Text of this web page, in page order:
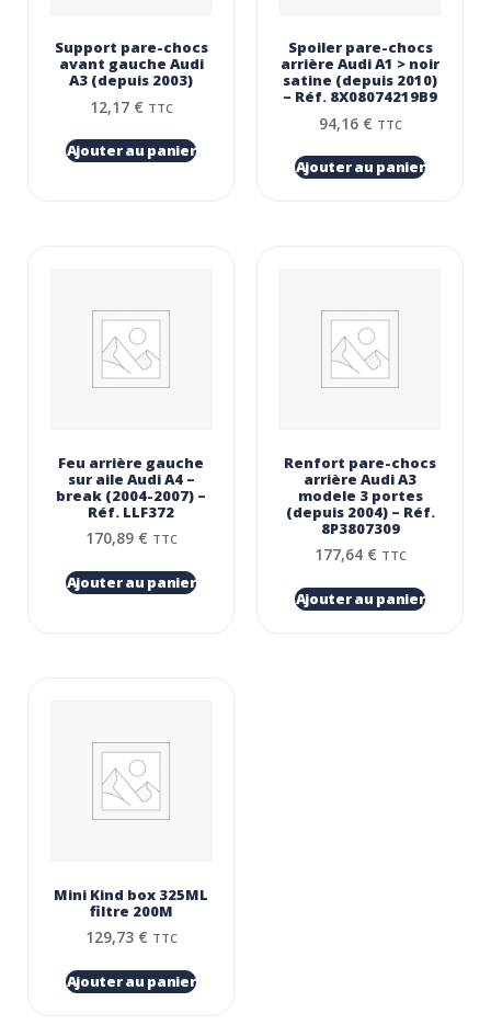
Support pare-chocs
avant gauche Audi
A3 (depuis 2003)
12,17 € TTC
Ajouter au panier
Spoiler pare-chocs
arrière Audi A1 > noir
satine (depuis 2010)
– Réf. 8X08074219B9
94,16 € TTC
Ajouter au panier
Feu arrière gauche
sur aile Audi A4 –
break (2004-2007) –
Réf. LLF372
170,89 € TTC
Ajouter au panier
Renfort pare-chocs
arrière Audi A3
modele 3 portes
(depuis 2004) – Réf.
8P3807309
177,64 € TTC
Ajouter au panier
Mini Kind box 325ML
filtre 200Μ
129,73 € TTC
Ajouter au panier